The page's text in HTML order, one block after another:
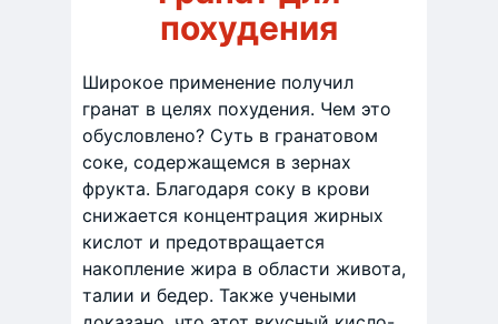
похудения
Широкое применение получил
гранат в целях похудения. Чем это
обусловлено? Суть в гранатовом
соке, содержащемся в зернах
фрукта. Благодаря соку в крови
снижается концентрация жирных
кислот и предотвращается
накопление жира в области живота,
талии и бедер. Также учеными